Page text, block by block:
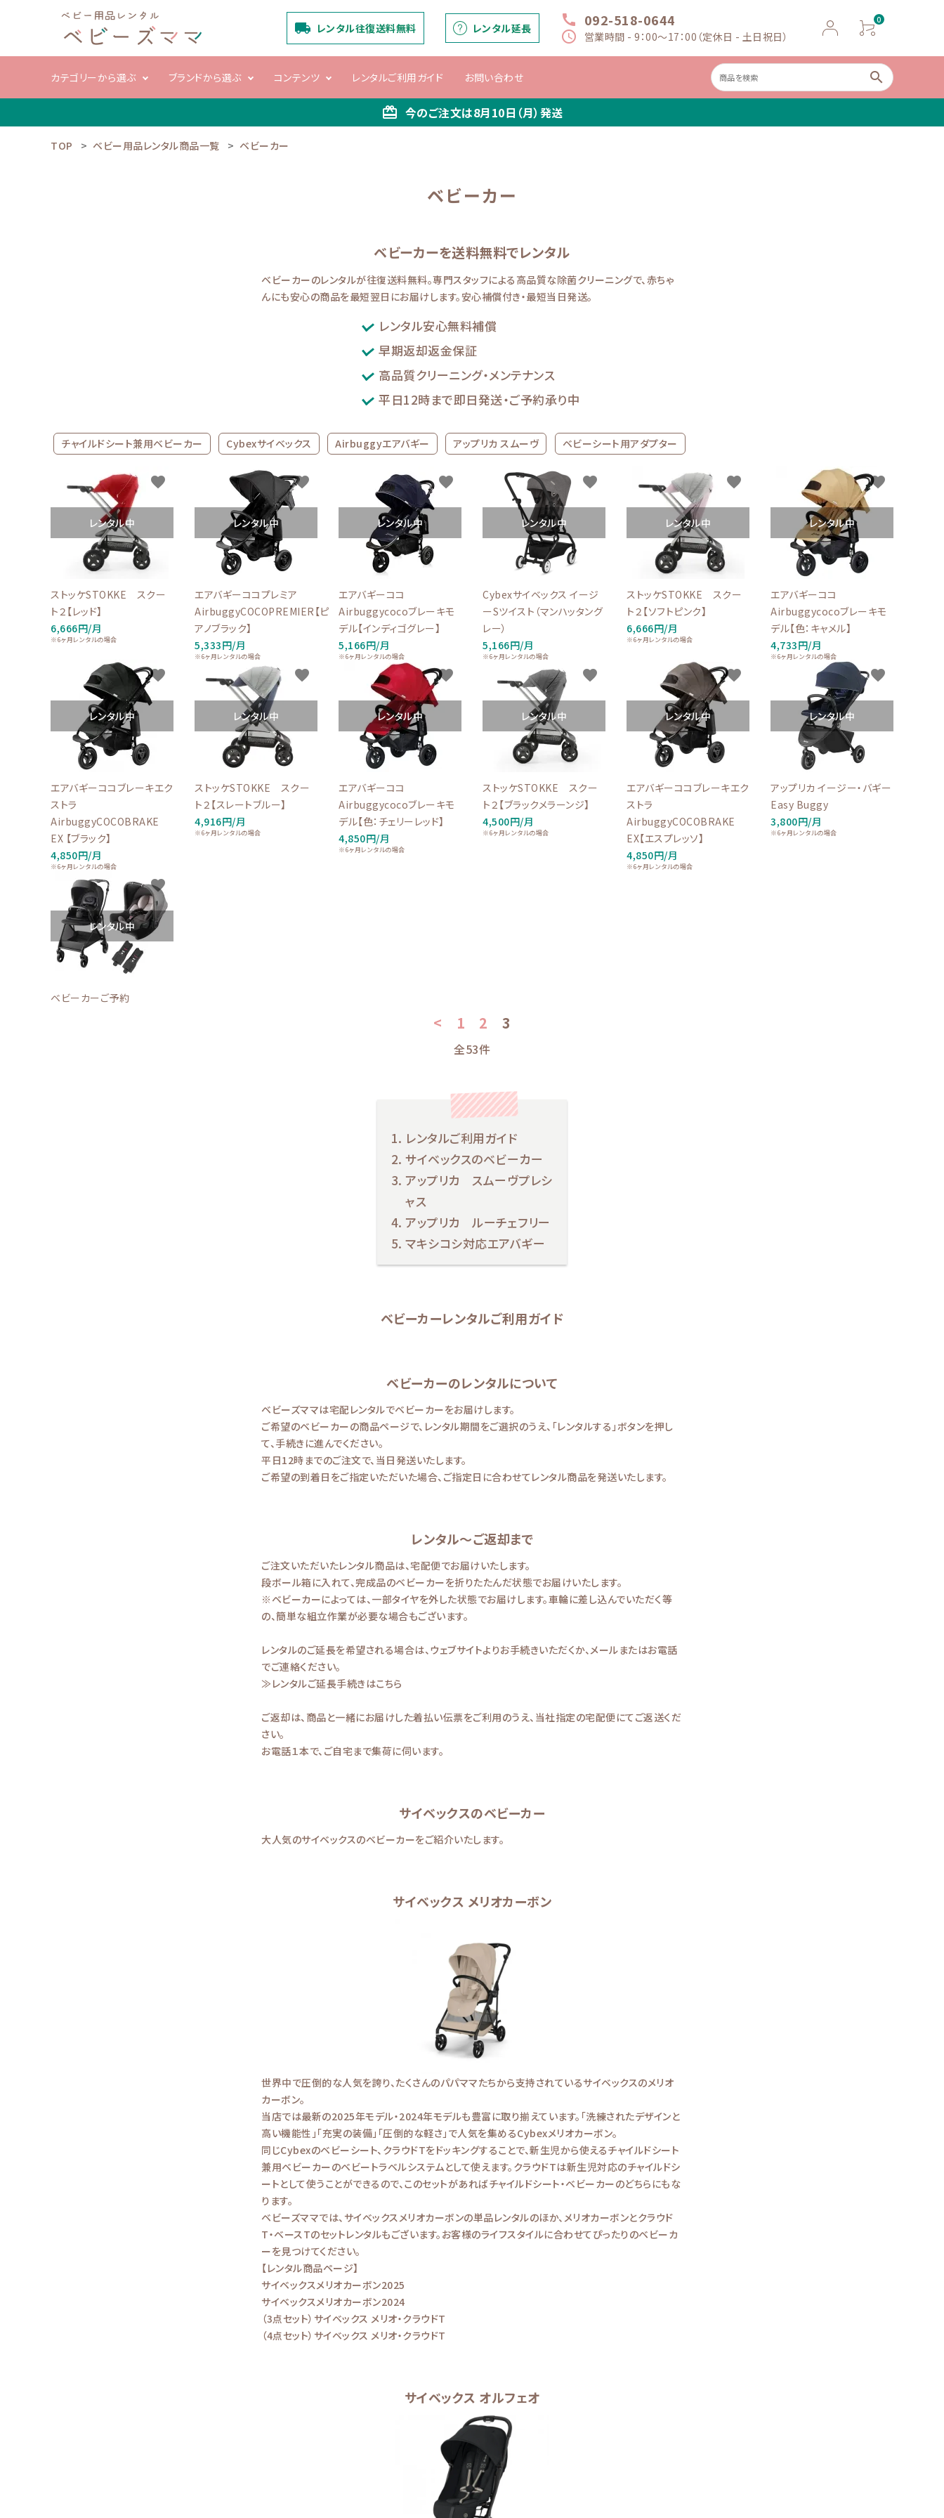
local_shipping レンタル往復送料無料 レンタル延長 call 092-518-0644
schedule 営業時間 - 9：00～17：00（定休日 - 土日祝日）
0
カテゴリーから選ぶ
ベビーシート 抱っこひも
ブランドから選ぶ コンテンツ レンタルご利用ガイド お問い合わせ search
card_giftcard 今のご注文は8月10日（月） 発送
search
ご利用ガイド
特定商取引法表示
プライバシーポリシー
TOP ベビー用品レンタル商品一覧 ベビーカー
ベビーカー
ベビーカーを送料無料でレンタル
ベビーカーのレンタルが往復送料無料。専門スタッフによる高品質な除菌クリーニングで、赤ちゃ
んにも安心の商品を最短翌日にお届けします。安心補償付き・最短当日発送。
レンタル安心無料補償
早期返却返金保証
高品質クリーニング・メンテナンス
平日12時まで即日発送・ご予約承り中
チャイルドシート兼用ベビーカー Cybexサイベックス Airbuggyエアバギー アップリカ スムーヴ ベビーシート用アダプター
レンタル中
ストッケSTOKKE スクー
ト２【レッド】
6,666円/月
※6ヶ月レンタルの場合
favorite
レンタル中
エアバギーココプレミア
AirbuggyCOCOPREMIER【ピ
アノブラック】
5,333円/月
※6ヶ月レンタルの場合
favorite
レンタル中
エアバギーココ
Airbuggycocoブレーキモ
デル【インディゴグレー】
5,166円/月
※6ヶ月レンタルの場合
favorite
レンタル中
Cybexサイベックス イージ
ーSツイスト（マンハッタング
レー）
5,166円/月
※6ヶ月レンタルの場合
favorite
レンタル中
ストッケSTOKKE スクー
ト２【ソフトピンク】
6,666円/月
※6ヶ月レンタルの場合
favorite
レンタル中
エアバギーココ
Airbuggycocoブレーキモ
デル【色：キャメル】
4,733円/月
※6ヶ月レンタルの場合
favorite
レンタル中
エアバギーココブレーキエク
ストラ
AirbuggyCOCOBRAKE
EX 【ブラック】
4,850円/月
※6ヶ月レンタルの場合
favorite
レンタル中
ストッケSTOKKE スクー
ト２【スレートブルー】
4,916円/月
※6ヶ月レンタルの場合
favorite
レンタル中
エアバギーココ
Airbuggycocoブレーキモ
デル【色：チェリーレッド】
4,850円/月
※6ヶ月レンタルの場合
favorite
レンタル中
ストッケSTOKKE スクー
ト２【ブラックメラーンジ】
4,500円/月
※6ヶ月レンタルの場合
favorite
レンタル中
エアバギーココブレーキエク
ストラ
AirbuggyCOCOBRAKE
EX【エスプレッソ】
4,850円/月
※6ヶ月レンタルの場合
favorite
レンタル中
アップリカ イージー・バギー
Easy Buggy
3,800円/月
※6ヶ月レンタルの場合
favorite
レンタル中
ベビーカーご予約
favorite
< 1 2 3
全53件
レンタルご利用ガイド
サイベックスのベビーカー
アップリカ スムーヴプレシ
ャス
アップリカ ルーチェフリー
マキシコシ対応エアバギー
ベビーカーレンタルご利用ガイド
ベビーカーのレンタルについて
ベビーズママは宅配レンタルでベビーカーをお届けします。
ご希望のベビーカーの商品ページで、レンタル期間をご選択のうえ、「レンタルする」ボタンを押し
て、手続きに進んでください。
平日12時までのご注文で、当日発送いたします。
ご希望の到着日をご指定いただいた場合、ご指定日に合わせてレンタル商品を発送いたします。
レンタル～ご返却まで
ご注文いただいたレンタル商品は、宅配便でお届けいたします。
段ボール箱に入れて、完成品のベビーカーを折りたたんだ状態でお届けいたします。
※ベビーカーによっては、一部タイヤを外した状態でお届けします。車輪に差し込んでいただく等
の、簡単な組立作業が必要な場合もございます。
レンタルのご延長を希望される場合は、ウェブサイトよりお手続きいただくか、メールまたはお電話
でご連絡ください。
≫レンタルご延長手続きはこちら
ご返却は、商品と一緒にお届けした着払い伝票をご利用のうえ、当社指定の宅配便にてご返送くだ
さい。
お電話１本で、ご自宅まで集荷に伺います。
サイベックスのベビーカー
大人気のサイベックスのベビーカーをご紹介いたします。
サイベックス メリオカーボン
世界中で圧倒的な人気を誇り、たくさんのパパママたちから支持されているサイベックスのメリオ
カーボン。
当店では最新の2025年モデル・2024年モデルも豊富に取り揃えています。「洗練されたデザインと
高い機能性」「充実の装備」「圧倒的な軽さ」で人気を集めるCybexメリオカーボン。
同じCybexのベビーシート、クラウドTをドッキングすることで、新生児から使えるチャイルドシート
兼用ベビーカーのベビートラベルシステムとして使えます。クラウドTは新生児対応のチャイルドシ
ートとして使うことができるので、このセットがあればチャイルドシート・ベビーカーのどちらにもな
ります。
ベビーズママでは、サイベックスメリオカーボンの単品レンタルのほか、メリオカーボンとクラウド
T・ベースTのセットレンタルもございます。お客様のライフスタイルに合わせてぴったりのベビーカ
ーを見つけてください。
【レンタル商品ページ】
サイベックスメリオカーボン2025
サイベックスメリオカーボン2024
（3点セット）サイベックス メリオ・クラウドT
（4点セット）サイベックス メリオ・クラウドT
サイベックス オルフェオ